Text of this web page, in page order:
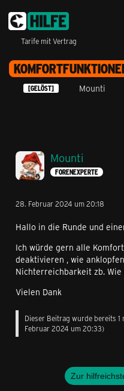
Tarife mit Vertrag
[GELÖST] Mounti
Mounti
FORENEXPERTE
28. Februar 2024 um 20:18
Hallo in die Runde und
Ich würde gern alle
deaktivieren , wie
Nichterreichbarkeit zb.
Vielen Dank
Dieser Beitrag wurde bereits
Februar 2024 um 20:33)
Zur